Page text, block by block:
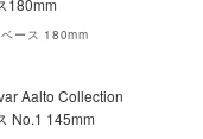
ベース 180mm